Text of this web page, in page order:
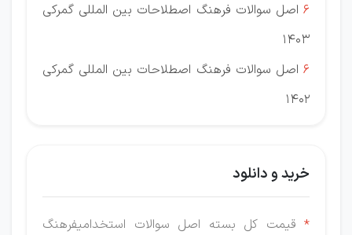
6 اصل سوالات فرهنگ اصطلاحات بین المللی گمرکی
1403
6 اصل سوالات فرهنگ اصطلاحات بین المللی گمرکی
1402
خرید و دانلود
* قیمت کل بسته اصل سوالات استخدامیفرهنگ